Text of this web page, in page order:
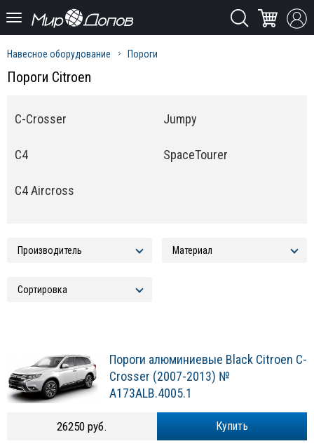
Навесное оборудование Пороги
Пороги Citroen
C-Crosser
C4
C4 Aircross
Jumpy
SpaceTourer
Пороги алюминиевые Black Citroen C-
Crosser (2007-2013) №
A173ALB.4005.1
Купить
26250 руб.